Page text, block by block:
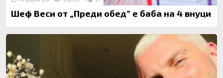
Шеф Веси от „Преди обед” е баба на 4 внуци